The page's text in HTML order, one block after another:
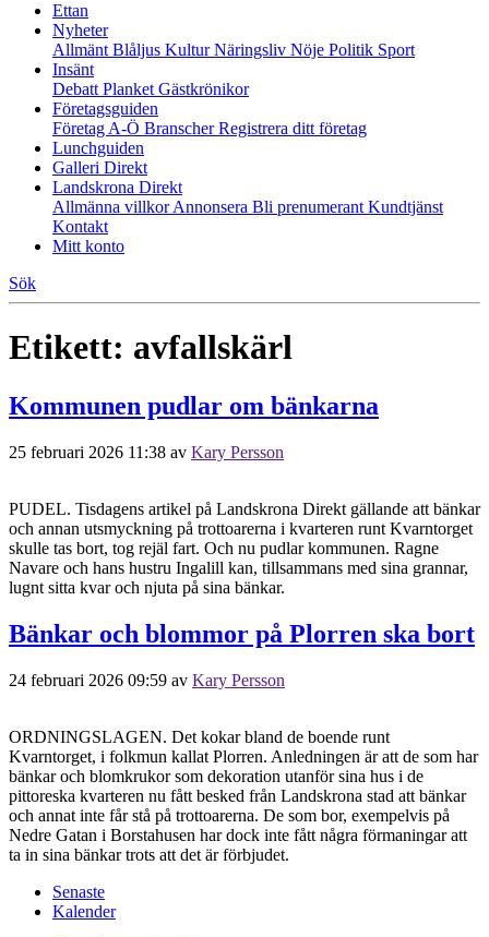
Ettan
Nyheter
Allmänt Blåljus KulturNäringsliv Nöje Politik Sport
Insänt
Debatt Planket Gästkrönikor
Företagsguiden
Företag A-Ö BranscherRegistrera ditt företag
Lunchguiden
Galleri Direkt
Landskrona Direkt
Allmänna villkorAnnonsera Bli prenumerant Kundtjänst
Kontakt
Mitt konto
Sök
Etikett: avfallskärl
Kommunen pudlar om bänkarna
25 februari 2026 11:38 av Kary Persson
PUDEL. Tisdagens artikel på Landskrona Direkt gällande att bänkar
och annan utsmyckning på trottoarerna i kvarteren runt Kvarntorget
skulle tas bort, tog rejäl fart. Och nu pudlar kommunen. Ragne
Navare och hans hustru Ingalill kan, tillsammans med sina grannar,
lugnt sitta kvar och njuta på sina bänkar.
Bänkar och blommor på Plorren ska bort
24 februari 2026 09:59 av Kary Persson
ORDNINGSLAGEN. Det kokar bland de boende runt
Kvarntorget, i folkmun kallat Plorren. Anledningen är att de som har
bänkar och blomkrukor som dekoration utanför sina hus i de
pittoreska kvarteren nu fått besked från Landskrona stad att bänkar
och annat inte får stå på trottoarerna. De som bor, exempelvis på
Nedre Gatan i Borstahusen har dock inte fått några förmaningar att
ta in sina bänkar trots att det är förbjudet.
Senaste
Kalender